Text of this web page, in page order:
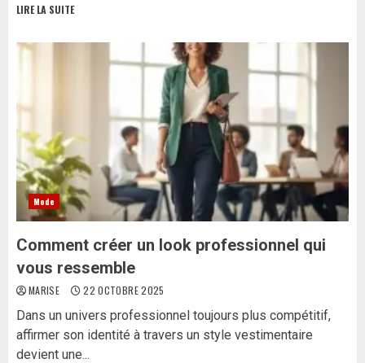
LIRE LA SUITE
Mode
Comment créer un look professionnel qui
vous ressemble
MARISE 22 OCTOBRE 2025
Dans un univers professionnel toujours plus compétitif,
affirmer son identité à travers un style vestimentaire
devient une...